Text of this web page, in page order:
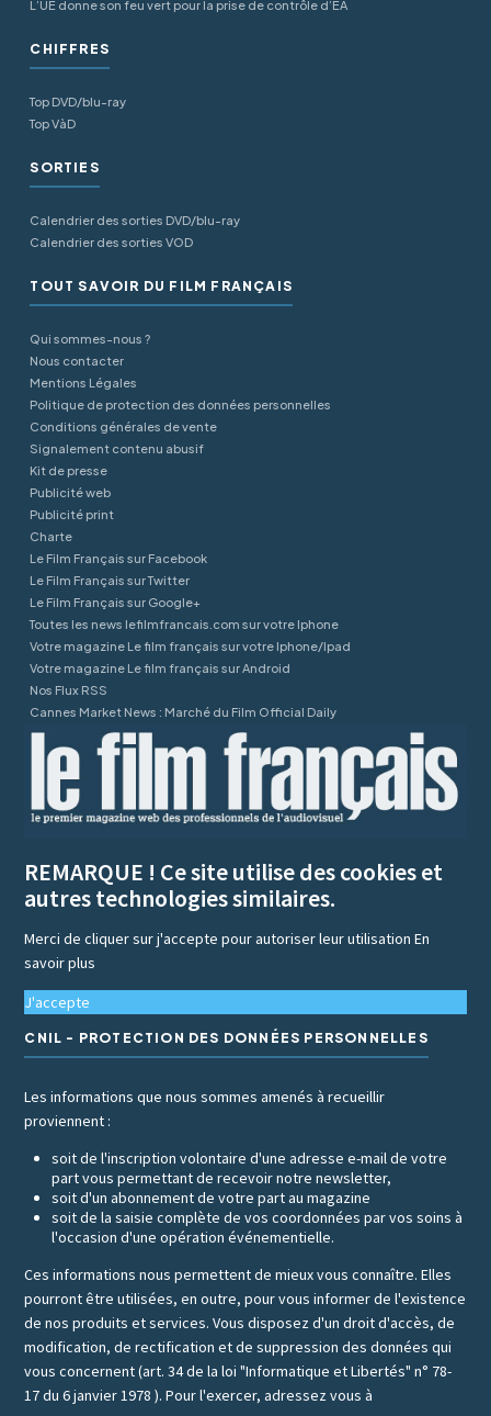
L’UE donne son feu vert pour la prise de contrôle d’EA
CHIFFRES
Top DVD/blu-ray
Top VàD
SORTIES
Calendrier des sorties DVD/blu-ray
Calendrier des sorties VOD
TOUT SAVOIR DU FILM FRANÇAIS
Qui sommes-nous ?
Nous contacter
Mentions Légales
Politique de protection des données personnelles
Conditions générales de vente
Signalement contenu abusif
Kit de presse
Publicité web
Publicité print
Charte
Le Film Français sur Facebook
Le Film Français sur Twitter
Le Film Français sur Google+
Toutes les news lefilmfrancais.com sur votre Iphone
Votre magazine Le film français sur votre Iphone/Ipad
Votre magazine Le film français sur Android
Nos Flux RSS
Cannes Market News : Marché du Film Official Daily
REMARQUE ! Ce site utilise des cookies et
autres technologies similaires.
Merci de cliquer sur j'accepte pour autoriser leur utilisationEn
savoir plus
J'accepte
CNIL - PROTECTION DES DONNÉES PERSONNELLES
Les informations que nous sommes amenés à recueillir
proviennent :
soit de l'inscription volontaire d'une adresse e-mail de votre
part vous permettant de recevoir notre newsletter,
soit d'un abonnement de votre part au magazine
soit de la saisie complète de vos coordonnées par vos soins à
l'occasion d'une opération événementielle.
Ces informations nous permettent de mieux vous connaître. Elles
pourront être utilisées, en outre, pour vous informer de l'existence
de nos produits et services. Vous disposez d'un droit d'accès, de
modification, de rectification et de suppression des données qui
vous concernent (art. 34 de la loi "Informatique et Libertés" n° 78-
17 du 6 janvier 1978 ). Pour l'exercer, adressez vous à